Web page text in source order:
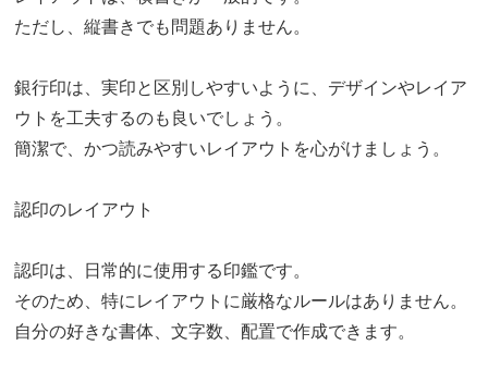
ただし、縦書きでも問題ありません。
銀行印は、実印と区別しやすいように、デザインやレイア
ウトを工夫するのも良いでしょう。
簡潔で、かつ読みやすいレイアウトを心がけましょう。
認印のレイアウト
認印は、日常的に使用する印鑑です。
そのため、特にレイアウトに厳格なルールはありません。
自分の好きな書体、文字数、配置で作成できます。